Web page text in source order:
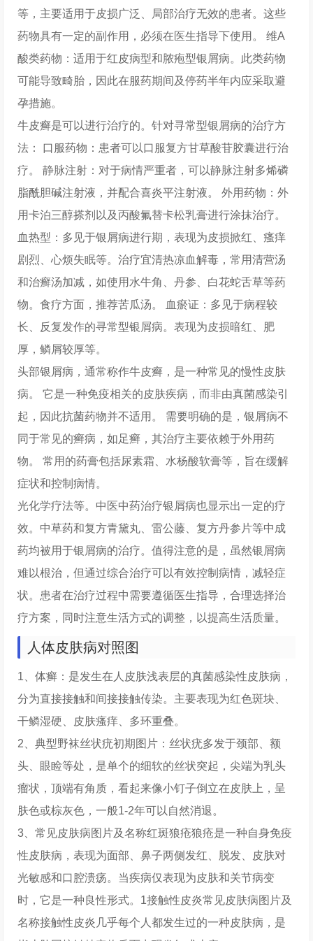
等，主要适用于皮损广泛、局部治疗无效的患者。这些
药物具有一定的副作用，必须在医生指导下使用。 维A
酸类药物：适用于红皮病型和脓疱型银屑病。此类药物
可能导致畸胎，因此在服药期间及停药半年内应采取避
孕措施。
牛皮癣是可以进行治疗的。针对寻常型银屑病的治疗方
法： 口服药物：患者可以口服复方甘草酸苷胶囊进行治
疗。 静脉注射：对于病情严重者，可以静脉注射多烯磷
脂酰胆碱注射液，并配合喜炎平注射液。 外用药物：外
用卡泊三醇搽剂以及丙酸氟替卡松乳膏进行涂抹治疗。
血热型：多见于银屑病进行期，表现为皮损掀红、瘙痒
剧烈、心烦失眠等。治疗宜清热凉血解毒，常用清营汤
和治癣汤加减，如使用水牛角、丹参、白花蛇舌草等药
物。食疗方面，推荐苦瓜汤。 血瘀证：多见于病程较
长、反复发作的寻常型银屑病。表现为皮损暗红、肥
厚，鳞屑较厚等。
头部银屑病，通常称作牛皮癣，是一种常见的慢性皮肤
病。 它是一种免疫相关的皮肤疾病，而非由真菌感染引
起，因此抗菌药物并不适用。 需要明确的是，银屑病不
同于常见的癣病，如足癣，其治疗主要依赖于外用药
物。 常用的药膏包括尿素霜、水杨酸软膏等，旨在缓解
症状和控制病情。
光化学疗法等。中医中药治疗银屑病也显示出一定的疗
效。中草药和复方青黛丸、雷公藤、复方丹参片等中成
药均被用于银屑病的治疗。值得注意的是，虽然银屑病
难以根治，但通过综合治疗可以有效控制病情，减轻症
状。患者在治疗过程中需要遵循医生指导，合理选择治
疗方案，同时注意生活方式的调整，以提高生活质量。
人体皮肤病对照图
1、体癣：是发生在人皮肤浅表层的真菌感染性皮肤病，
分为直接接触和间接接触传染。主要表现为红色斑块、
干鳞湿硬、皮肤瘙痒、多环重叠。
2、典型野袜丝状疣初期图片：丝状疣多发于颈部、额
头、眼睑等处，是单个的细软的丝状突起，尖端为乳头
瘤状，顶端有角质，看起来像小钉子倒立在皮肤上，呈
肤色或棕灰色，一般1-2年可以自然消退。
3、常见皮肤病图片及名称红斑狼疮狼疮是一种自身免疫
性皮肤病，表现为面部、鼻子两侧发红、脱发、皮肤对
光敏感和口腔溃疡。当疾病仅表现为皮肤和关节病变
时，它是一种良性形式。1接触性皮炎常见皮肤病图片及
名称接触性皮炎几乎每个人都发生过的一种皮肤病，是